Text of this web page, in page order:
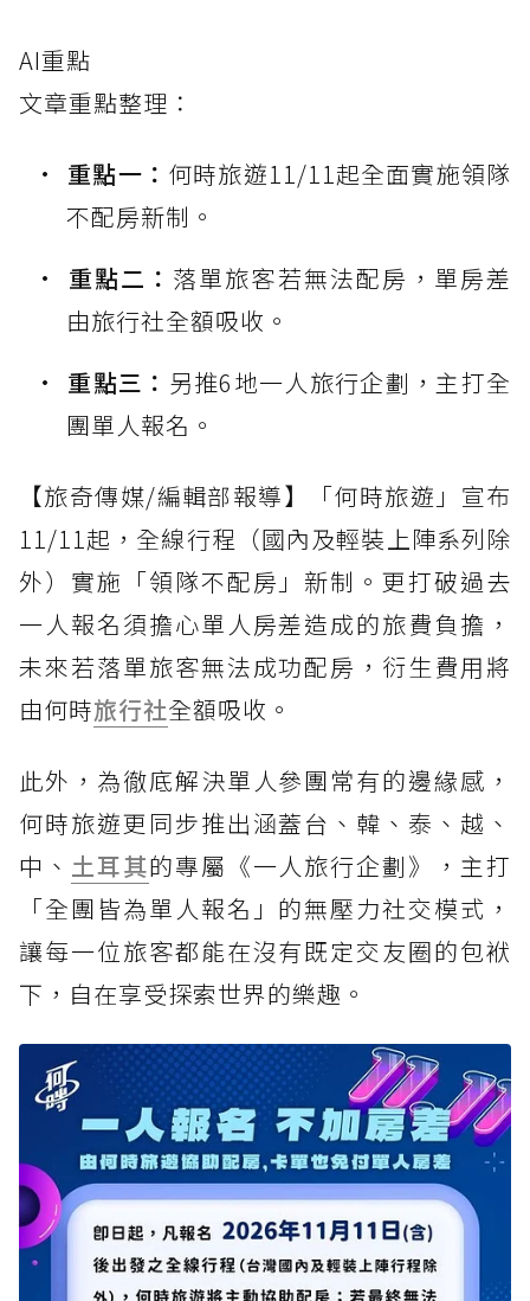
AI重點
文章重點整理：
重點一： 何時旅遊11/11起全面實施領隊
不配房新制。
重點二： 落單旅客若無法配房，單房差
由旅行社全額吸收。
重點三： 另推6地一人旅行企劃，主打全
團單人報名。
【旅奇傳媒/編輯部報導】「何時旅遊」宣布
11/11起，全線行程（國內及輕裝上陣系列除
外）實施「領隊不配房」新制。更打破過去
一人報名須擔心單人房差造成的旅費負擔，
未來若落單旅客無法成功配房，衍生費用將
由何時旅行社全額吸收。
此外，為徹底解決單人參團常有的邊緣感，
何時旅遊更同步推出涵蓋台、韓、泰、越、
中、 土耳其的專屬《一人旅行企劃》，主打
「全團皆為單人報名」的無壓力社交模式，
讓每一位旅客都能在沒有既定交友圈的包袱
下，自在享受探索世界的樂趣。